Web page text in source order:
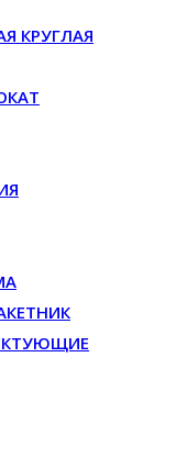
КРУГЛАЯ